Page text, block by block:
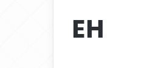
EH